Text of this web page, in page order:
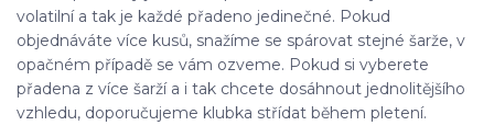
volatilní a tak je každé přadeno jedinečné. Pokud
objednáváte více kusů, snažíme se spárovat stejné šarže, v
opačném případě se vám ozveme. Pokud si vyberete
přadena z více šarží a i tak chcete dosáhnout jednolitějšího
vzhledu, doporučujeme klubka střídat během pletení.